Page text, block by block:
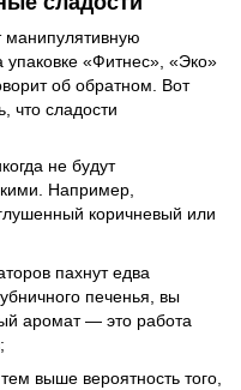
манипулятивную
упаковке «Фитнес», «Эко»
об обратном. Вот
что сладости
не будут
Например,
коричневый или
пахнут едва
печенья, вы
аромат — это работа
выше вероятность того,